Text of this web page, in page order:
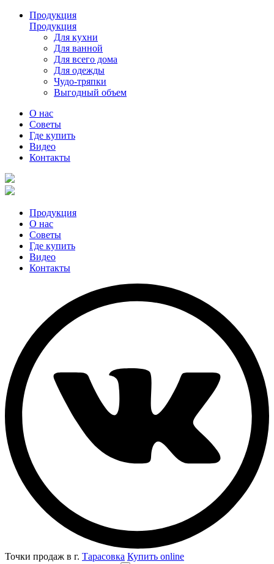
Продукция
Продукция
Для кухни
Для ванной
Для всего дома
Для одежды
Чудо-тряпки
Выгодный объем
О нас
Советы
Где купить
Видео
Контакты
Продукция
О нас
Советы
Где купить
Видео
Контакты
Точки продаж в г. Тарасовка Купить online